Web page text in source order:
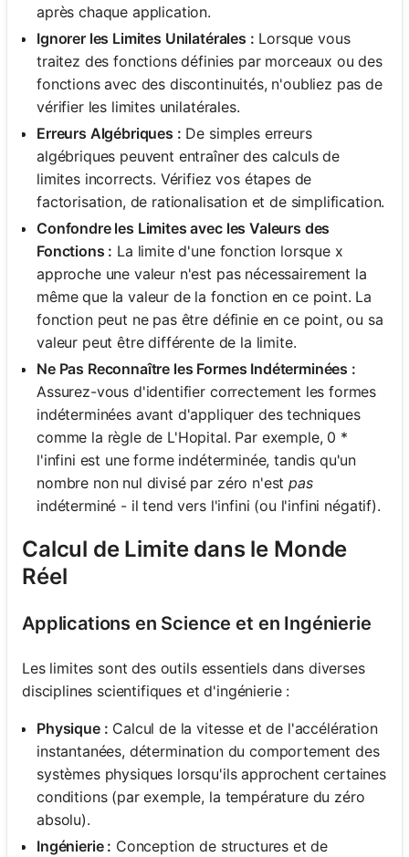
après chaque application.
Ignorer les Limites Unilatérales : Lorsque vous
traitez des fonctions définies par morceaux ou des
fonctions avec des discontinuités, n'oubliez pas de
vérifier les limites unilatérales.
Erreurs Algébriques : De simples erreurs
algébriques peuvent entraîner des calculs de
limites incorrects. Vérifiez vos étapes de
factorisation, de rationalisation et de simplification.
Confondre les Limites avec les Valeurs des
Fonctions : La limite d'une fonction lorsque x
approche une valeur n'est pas nécessairement la
même que la valeur de la fonction en ce point. La
fonction peut ne pas être définie en ce point, ou sa
valeur peut être différente de la limite.
Ne Pas Reconnaître les Formes Indéterminées :
Assurez-vous d'identifier correctement les formes
indéterminées avant d'appliquer des techniques
comme la règle de L'Hopital. Par exemple, 0 *
l'infini est une forme indéterminée, tandis qu'un
nombre non nul divisé par zéro n'estpas
indéterminé - il tend vers l'infini (ou l'infini négatif).
Calcul de Limite dans le Monde
Réel
Applications en Science et en Ingénierie
Les limites sont des outils essentiels dans diverses
disciplines scientifiques et d'ingénierie :
Physique : Calcul de la vitesse et de l'accélération
instantanées, détermination du comportement des
systèmes physiques lorsqu'ils approchent certaines
conditions (par exemple, la température du zéro
absolu).
Ingénierie : Conception de structures et de